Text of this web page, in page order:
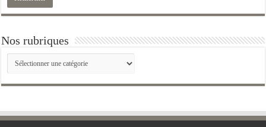
Nos rubriques
Nos
rubriques